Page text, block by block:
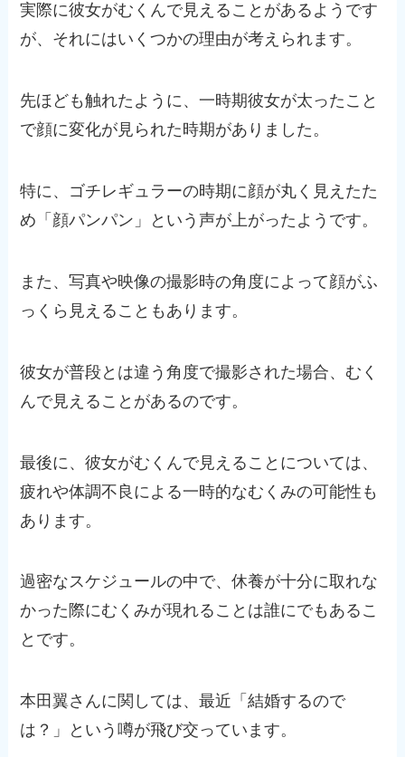
実際に彼女がむくんで見えることがあるようです
が、それにはいくつかの理由が考えられます。
先ほども触れたように、一時期彼女が太ったこと
で顔に変化が見られた時期がありました。
特に、ゴチレギュラーの時期に顔が丸く見えたた
め「顔パンパン」という声が上がったようです。
また、写真や映像の撮影時の角度によって顔がふ
っくら見えることもあります。
彼女が普段とは違う角度で撮影された場合、むく
んで見えることがあるのです。
最後に、彼女がむくんで見えることについては、
疲れや体調不良による一時的なむくみの可能性も
あります。
過密なスケジュールの中で、休養が十分に取れな
かった際にむくみが現れることは誰にでもあるこ
とです。
本田翼さんに関しては、最近「結婚するので
は？」という噂が飛び交っています。